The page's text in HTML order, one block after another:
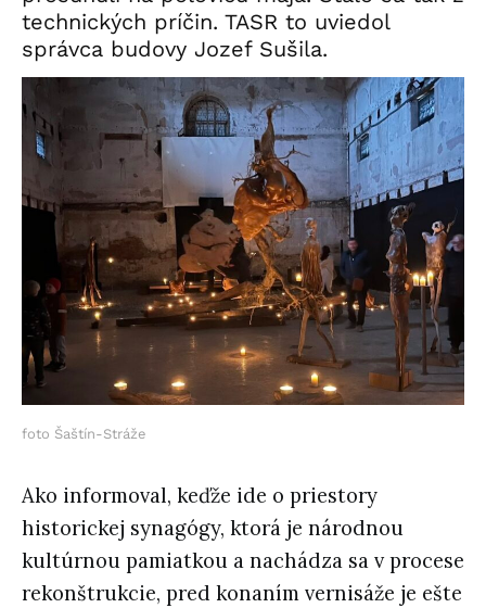
technických príčin. TASR to uviedol
správca budovy Jozef Sušila.
foto Šaštín-Stráže
Ako informoval, keďže ide o priestory
historickej synagógy, ktorá je národnou
kultúrnou pamiatkou a nachádza sa v procese
rekonštrukcie, pred konaním vernisáže je ešte